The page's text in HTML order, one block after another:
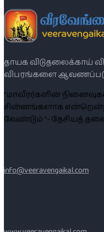
தாயக விடுதலைக்காய்
விபரங்களை
“மாவீரர்களின்
சின்னங்களாக
வேண்டும் ”- தேசியத்
info@veeravengaikal.com